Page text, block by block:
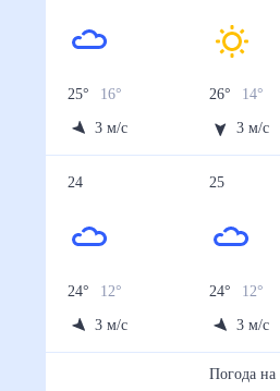
25° 16°
3 м/с
26° 14°
3 м/с
24
24° 12°
3 м/с
25
24° 12°
3 м/с
Погода